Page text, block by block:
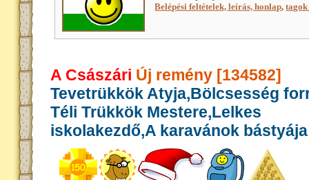
Belépési feltételek, leírás, honlap,
A Császári Új remény [134582]
Tevetrükkök Atyja,Bölcsesség
Téli Trükkök Mestere,Lelkes
iskolakezdő,A karavánok bástyája